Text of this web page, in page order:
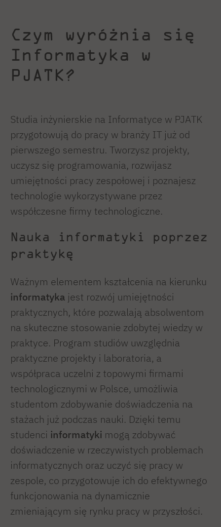
Czym wyróżnia się
Informatyka w
PJATK?
Studia inżynierskie na Informatyce w PJATK
przygotowują do pracy w branży IT już od
pierwszego semestru. Tworzysz projekty,
uczysz się programowania, rozwijasz
umiejętności pracy zespołowej i poznajesz
technologie wykorzystywane przez
współczesne firmy technologiczne.
Nauka informatyki poprzez
praktykę
Ważnym elementem kształcenia na kierunku
informatyka jest rozwój umiejętności
praktycznych, które pozwalają absolwentom
na skuteczne stosowanie zdobytej wiedzy w
praktyce. Program studiów uwzględnia
praktyczne projekty i laboratoria, a
współpraca uczelni z topowymi firmami
technologicznymi w Polsce, umożliwia
studentom zdobywanie doświadczenia na
stażach już podczas nauki. Dzięki temu
studenci informatyki mogą zdobywać
doświadczenie w rzeczywistych problemach
informatycznych oraz uczyć się pracy w
zespole, co przygotowuje ich do efektywnego
funkcjonowania na dynamicznie
zmieniającym się rynku pracy w przyszłości.